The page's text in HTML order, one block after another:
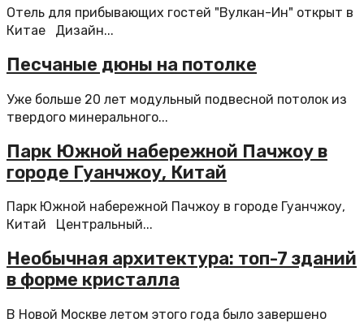
Отель для прибывающих гостей "Вулкан-Ин" открыт в
Китае Дизайн...
Песчаные дюны на потолке
Уже больше 20 лет модульный подвесной потолок из
твердого минерального...
Парк Южной набережной Пачжоу в
городе Гуанчжоу, Китай
Парк Южной набережной Пачжоу в городе Гуанчжоу,
Китай Центральный...
Необычная архитектура: топ-7 зданий
в форме кристалла
В Новой Москве летом этого года было завершено